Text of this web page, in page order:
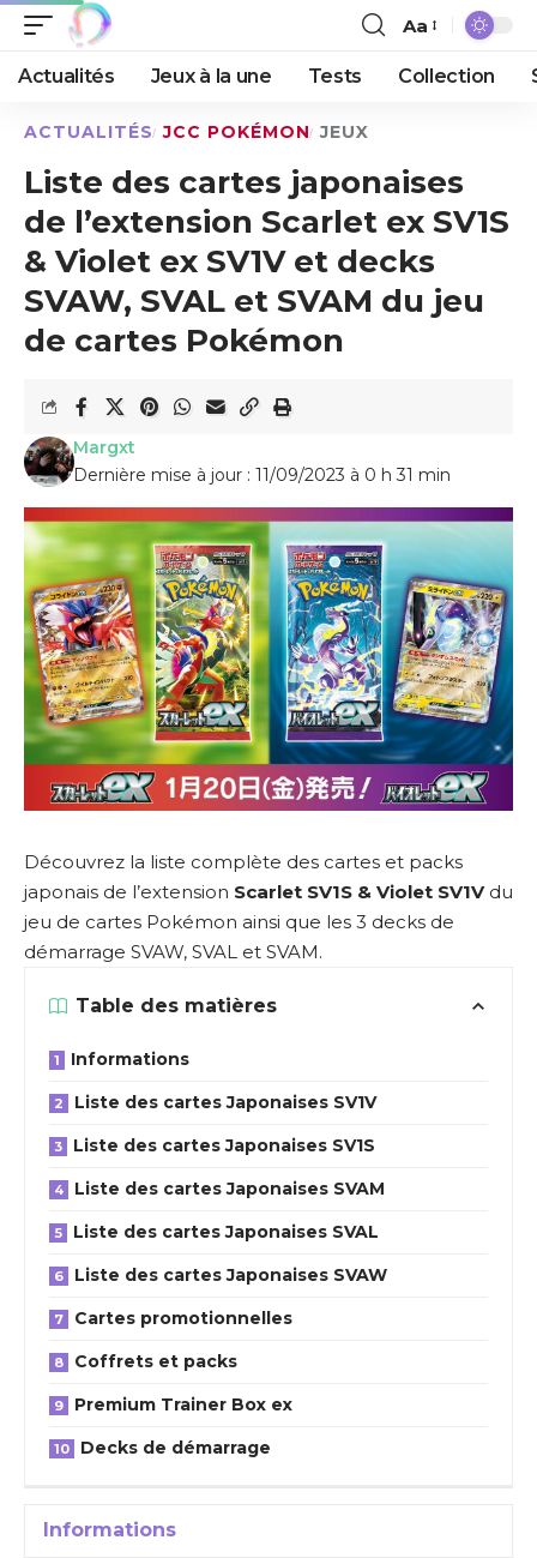
Aa
Actualités Jeux à la une Tests Collection
ACTUALITÉS JCC POKÉMON JEUX
Liste des cartes japonaises
de l’extension Scarlet ex SV1S
& Violet ex SV1V et decks
SVAW, SVAL et SVAM du jeu
de cartes Pokémon
Dernière mise à jour : 11/09/2023 à 0 h 31 min
Margxt
Découvrez la liste complète des cartes et packs
japonais de l’extension Scarlet SV1S & Violet SV1Vdu
jeu de cartes Pokémon ainsi que les 3 decks de
démarrage SVAW, SVAL et SVAM.
Table des matières
Informations
Liste des cartes Japonaises SV1V
Liste des cartes Japonaises SV1S
Liste des cartes Japonaises SVAM
Liste des cartes Japonaises SVAL
Liste des cartes Japonaises SVAW
Cartes promotionnelles
Coffrets et packs
Premium Trainer Box ex
Decks de démarrage
Informations